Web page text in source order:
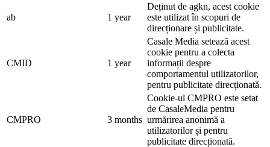
ab 1 year
Deținut de agkn, acest cookie
este utilizat în scopuri de
direcționare și publicitate.
CMID 1 year
Casale Media setează acest
cookie pentru a colecta
informații despre
comportamentul utilizatorilor,
pentru publicitate direcționată.
CMPRO 3 months
Cookie-ul CMPRO este setat
de CasaleMedia pentru
urmărirea anonimă a
utilizatorilor și pentru
publicitate direcționată.